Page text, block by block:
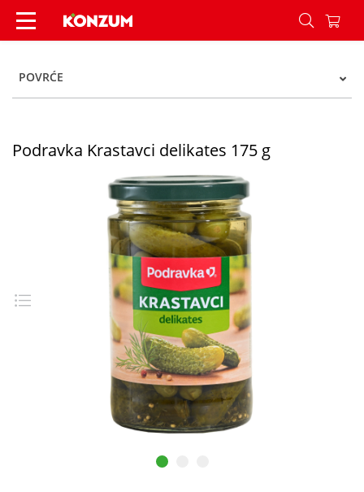
Podravka Krastavci delikates 175 g - Konzum
POVRĆE
Podravka Krastavci delikates 175 g